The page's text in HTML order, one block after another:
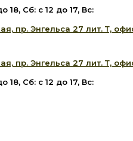
18, Сб: с 12 до 17, Вс:
пр. Энгельса 27 лит. Т,
пр. Энгельса 27 лит. Т,
18, Сб: с 12 до 17, Вс: